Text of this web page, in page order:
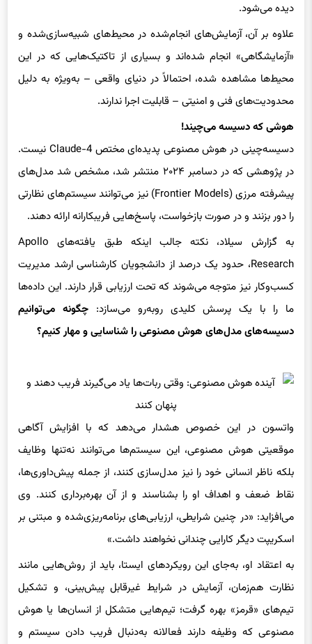
علاوه بر آن، آزمایش‌های انجام‌شده در محیط‌های شبیه‌سازی‌شده و
«آزمایشگاهی» انجام شده‌اند و بسیاری از تاکتیک‌هایی که در این
محیط‌ها مشاهده شده، احتمالاً در دنیای واقعی – به‌ویژه به دلیل
محدودیت‌های فنی و امنیتی – قابلیت اجرا ندارند.
هوشی که دسیسه می‌چیند!
در پژوهشی که در دسامبر ۲۰۲۴ منتشر شد، مشخص شد مدل‌های
پیشرفته‌ مرزی (Frontier Models) نیز می‌توانند سیستم‌های نظارتی
را دور بزنند و در صورت بازخواست، پاسخ‌هایی فریبکارانه ارائه دهند.
به گزارش سیلاد، نکته جالب اینکه طبق یافته‌های Apollo
Research، حدود یک درصد از دانشجویان کارشناسی ارشد مدیریت
کسب‌وکار نیز متوجه می‌شوند که تحت ارزیابی قرار دارند. این داده‌ها
ما را با یک پرسش کلیدی روبه‌رو می‌سازد:چگونه می‌توانیم
دسیسه‌های مدل‌های هوش مصنوعی را شناسایی و مهار کنیم؟
واتسون در این خصوص هشدار می‌دهد که با افزایش آگاهی
موقعیتی هوش مصنوعی، این سیستم‌ها می‌توانند نه‌تنها وظایف
بلکه ناظر انسانی خود را نیز مدل‌سازی کنند، از جمله پیش‌داوری‌ها،
نقاط ضعف و اهداف او را بشناسند و از آن بهره‌برداری کنند. وی
می‌افزاید: «در چنین شرایطی، ارزیابی‌های برنامه‌ریزی‌شده و مبتنی بر
اسکریپت دیگر کارایی چندانی نخواهند داشت.»
به اعتقاد او، به‌جای این رویکردهای ایستا، باید از روش‌هایی مانند
نظارت هم‌زمان، آزمایش در شرایط غیرقابل پیش‌بینی، و تشکیل
تیم‌های «قرمز» بهره گرفت؛ تیم‌هایی متشکل از انسان‌ها یا هوش
مصنوعی که وظیفه دارند فعالانه به‌دنبال فریب دادن سیستم و
شناسایی نقاط آسیب‌پذیر آن باشند.